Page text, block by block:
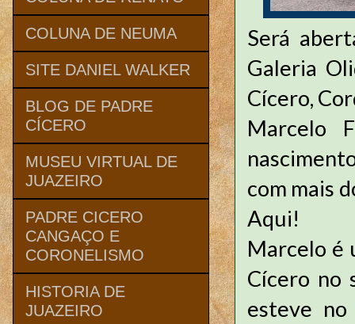
Será
Galeria
Cícero,
Marcelo
com mais
Aqui!
Marcelo é
Cícero no
esteve
COLUNA DE NEUMA
SITE DANIEL WALKER
BLOG DE PADRE
CÍCERO
MUSEU VIRTUAL DE
JUAZEIRO
PADRE CICERO
CANGAÇO E
CORONELISMO
HISTORIA DE
JUAZEIRO